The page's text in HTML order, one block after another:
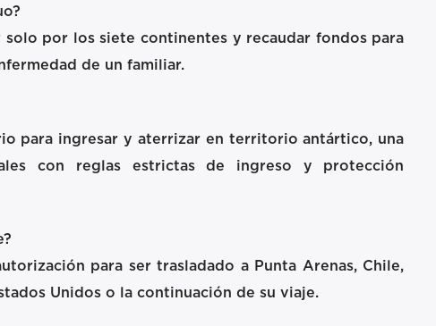
por los siete continentes y recaudar fondos para
de un familiar.
para ingresar y aterrizar en territorio antártico, una
con reglas estrictas de ingreso y protección
para ser trasladado a Punta Arenas, Chile,
Unidos o la continuación de su viaje.